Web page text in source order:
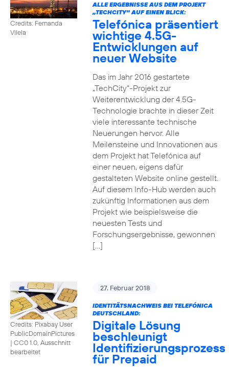
Credits: Fernanda
Vilela
ALLE ERGEBNISSE AUS DEM PROJEKT
„TECHCITY“ AUF EINEN BLICK:
Telefónica präsentiert
wichtige 4.5G-
Entwicklungen auf
neuer Website
Das im Jahr 2016 gestartete
„TechCity“-Projekt zur
Weiterentwicklung der 4.5G-
Technologie brachte in dieser Zeit
viele interessante technische
Neuerungen hervor. Alle
Meilensteine und Innovationen aus
dem Projekt hat Telefónica auf
einer neuen, eigens dafür
gestalteten Website online gestellt.
Auf diesem Info-Hub werden auch
zukünftig Informationen aus dem
Projekt wie beispielsweise die
neuesten Tests und
Forschungsergebnisse, gewonnen
[…]
Credits: Pixabay User
PublicDomainPictures
| CC0 1.0, Ausschnitt
bearbeitet
27. Februar 2018
IDENTITÄTSNACHWEIS BEI TELEFÓNICA
DEUTSCHLAND:
Digitale Lösung
beschleunigt
Identifizierungsprozess
für Prepaid